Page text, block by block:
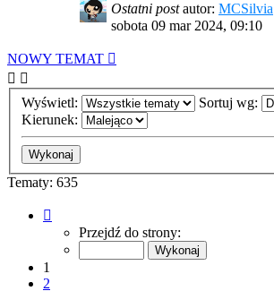
Ostatni postautor: MCSilvia
sobota 09 mar 2024, 09:10
NOWY TEMAT
Wyświetl:
Sortuj wg:
Kierunek:
Tematy: 635
Przejdź do strony:
1
2